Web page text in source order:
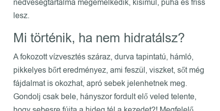
nedveségtartalma megemelkedik, kisimul, puha és friss
lesz.
Mi történik, ha nem hidratálsz?
A fokozott vízvesztés száraz, durva tapintatú, hámló,
pikkelyes bőrt eredményez, ami feszül, viszket, sőt még
fájdalmat is okozhat, apró sebek jelenhetnek meg.
Gondolj csak bele, hányszor fordult elő veled telente,